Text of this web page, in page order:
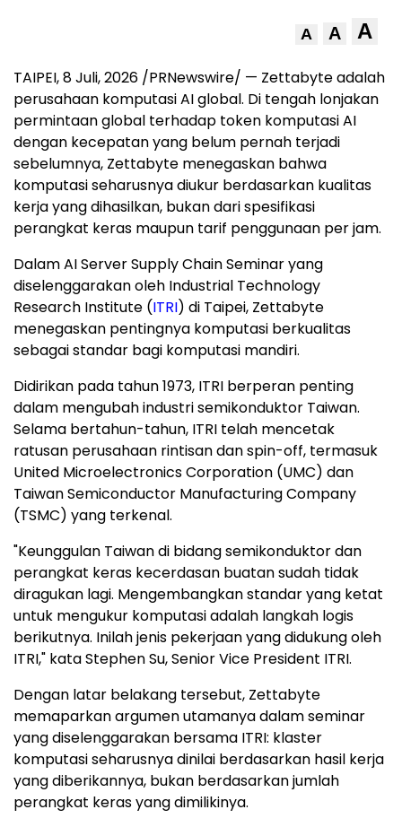
A A A
TAIPEI,8 Juli, 2026 /PRNewswire/ — Zettabyte adalah
perusahaan komputasi AI global. Di tengah lonjakan
permintaan global terhadap token komputasi AI
dengan kecepatan yang belum pernah terjadi
sebelumnya, Zettabyte menegaskan bahwa
komputasi seharusnya diukur berdasarkan kualitas
kerja yang dihasilkan, bukan dari spesifikasi
perangkat keras maupun tarif penggunaan per jam.
Dalam AI Server Supply Chain Seminar yang
diselenggarakan oleh Industrial Technology
Research Institute (ITRI) di Taipei, Zettabyte
menegaskan pentingnya komputasi berkualitas
sebagai standar bagi komputasi mandiri.
Didirikan pada tahun 1973, ITRI berperan penting
dalam mengubah industri semikonduktor Taiwan.
Selama bertahun-tahun, ITRI telah mencetak
ratusan perusahaan rintisan dan spin-off, termasuk
United Microelectronics Corporation (UMC) dan
Taiwan Semiconductor Manufacturing Company
(TSMC) yang terkenal.
"Keunggulan Taiwan di bidang semikonduktor dan
perangkat keras kecerdasan buatan sudah tidak
diragukan lagi. Mengembangkan standar yang ketat
untuk mengukur komputasi adalah langkah logis
berikutnya. Inilah jenis pekerjaan yang didukung oleh
ITRI," kata Stephen Su, Senior Vice President ITRI.
Dengan latar belakang tersebut, Zettabyte
memaparkan argumen utamanya dalam seminar
yang diselenggarakan bersama ITRI: klaster
komputasi seharusnya dinilai berdasarkan hasil kerja
yang diberikannya, bukan berdasarkan jumlah
perangkat keras yang dimilikinya.